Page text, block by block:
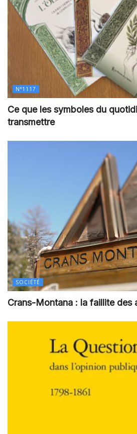
N°1117
Ce que les symboles du
transmettre
SOCIÉTÉ
Crans-Montana : la faillite des